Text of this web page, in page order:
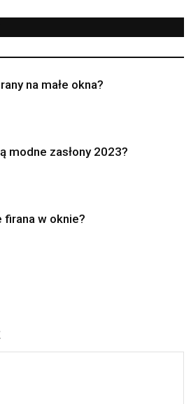
na małe okna?
modne zasłony 2023?
firana w oknie?